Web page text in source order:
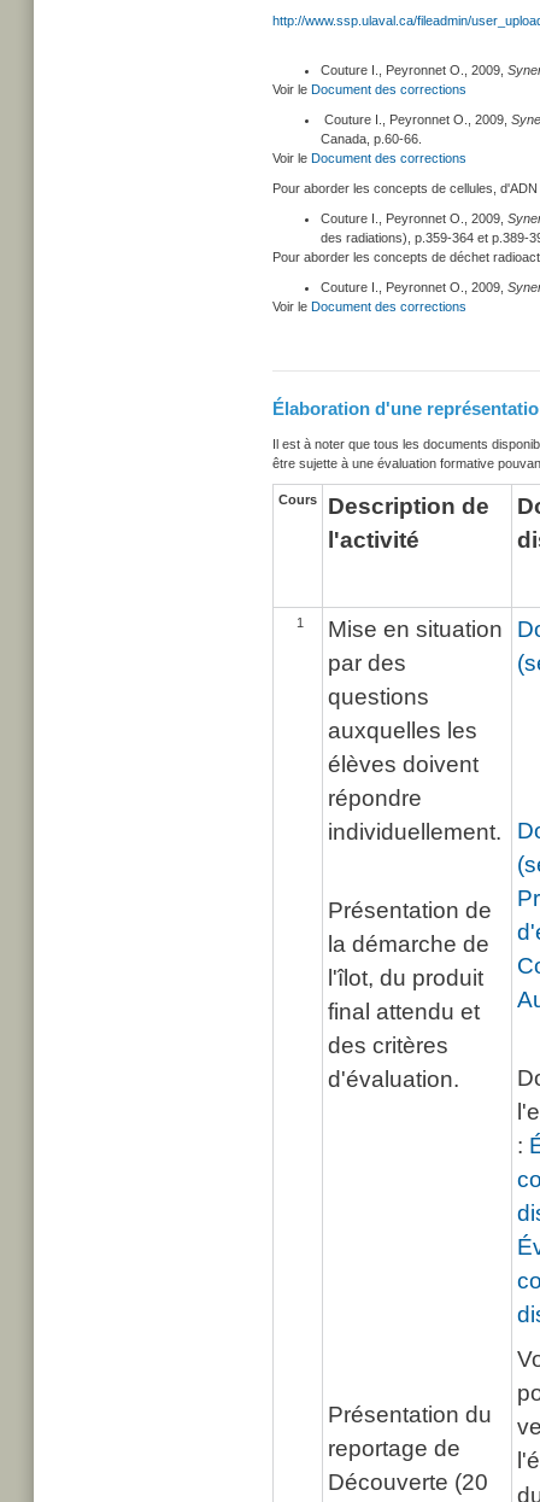
http://www.ssp.ulaval.ca/fileadmin/
Couture I., Peyronnet O., 2009,
Voir le Document des corrections
Couture I., Peyronnet O., 2009,
Canada, p.60-66.
Voir le Document des corrections
Pour aborder les concepts de cellules,
Couture I., Peyronnet O., 2009,
des radiations), p.359-364 et p.389-
Pour aborder les concepts de déchet
Couture I., Peyronnet O., 2009,
Voir le Document des corrections
Élaboration d'une
Il est à noter que tous les documents
être sujette à une évaluation formative
Cours
Description de
l'activité
1
Mise en situation
par des
questions
auxquelles les
élèves doivent
répondre
individuellement.
Présentation de
la démarche de
l'îlot, du produit
final attendu et
des critères
d'évaluation.
Présentation du
reportage de
Découverte (20
: